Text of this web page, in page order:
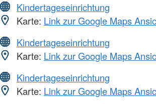
Kindertageseinrichtung
Karte: Link zur Google Maps
Kindertageseinrichtung
Karte: Link zur Google Maps
Kindertageseinrichtung
Karte: Link zur Google Maps